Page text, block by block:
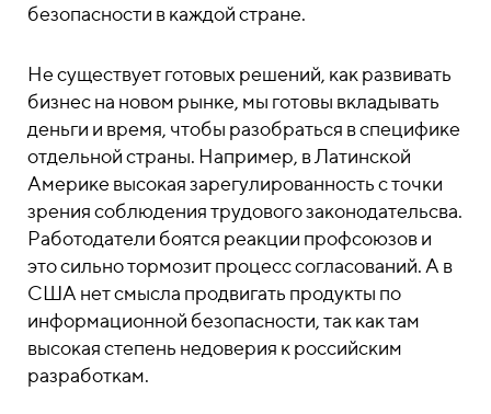
безопасности в каждой стране.
Не существует готовых решений, как развивать
бизнес на новом рынке, мы готовы вкладывать
деньги и время, чтобы разобраться в специфике
отдельной страны. Например, в Латинской
Америке высокая зарегулированность с точки
зрения соблюдения трудового законодательсва.
Работодатели боятся реакции профсоюзов и
это сильно тормозит процесс согласований. А в
США нет смысла продвигать продукты по
информационной безопасности, так как там
высокая степень недоверия к российским
разработкам.